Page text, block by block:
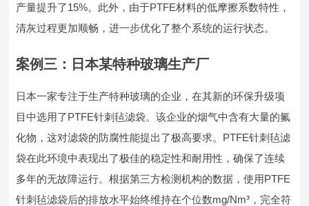
产量提升了15%。此外，由于PTFE材料的低摩擦系数特性，
清灰过程更加顺畅，进一步优化了整个系统的运行状态。
案例三：日本某特种玻璃生产厂
日本一家专注于生产特种玻璃的企业，在其新的环保升级项
目中选用了PTFE针刺毡滤袋。该企业的烟气中含有大量的氟
化物，这对滤袋的防腐性能提出了极高要求。PTFE针刺毡滤
袋在此环境中表现出了极佳的稳定性和耐用性，确保了连续
多年的无故障运行。根据第三方检测机构的数据，使用PTFE
针刺毡滤袋后的排放水平始终维持在个位数mg/Nm³，完全符